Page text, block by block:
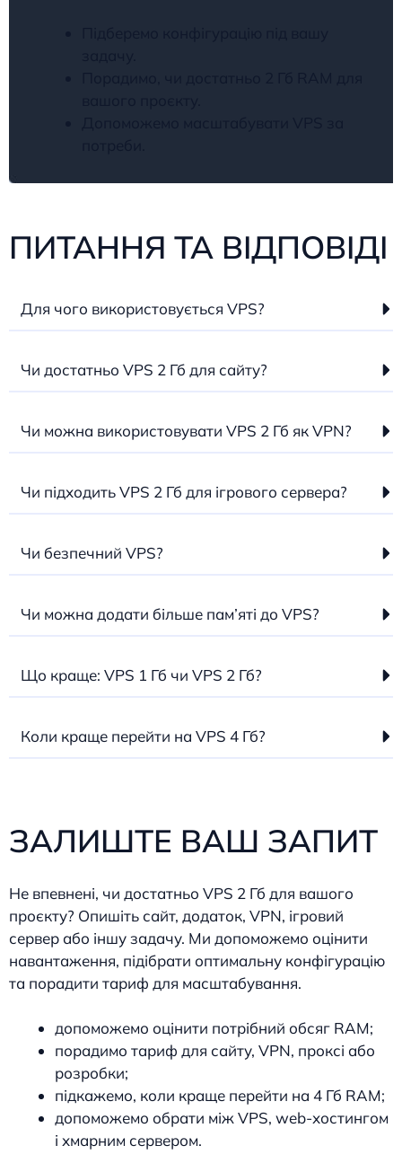
ПИТАННЯ ТА ВІДПОВІДІ
Для чого використовується VPS?
Чи достатньо VPS 2 Гб для сайту?
Чи можна використовувати VPS 2 Гб як VPN?
Чи підходить VPS 2 Гб для ігрового сервера?
Чи безпечний VPS?
Чи можна додати більше пам’яті до VPS?
Що краще: VPS 1 Гб чи VPS 2 Гб?
Коли краще перейти на VPS 4 Гб?
ЗАЛИШТЕ ВАШ ЗАПИТ
Не впевнені, чи достатньо VPS 2 Гб для вашого
проєкту? Опишіть сайт, додаток, VPN, ігровий
сервер або іншу задачу. Ми допоможемо оцінити
навантаження, підібрати оптимальну конфігурацію
та порадити тариф для масштабування.
допоможемо оцінити потрібний обсяг RAM;
порадимо тариф для сайту, VPN, проксі або
розробки;
підкажемо, коли краще перейти на 4 Гб RAM;
допоможемо обрати між VPS, web-хостингом
і хмарним сервером.